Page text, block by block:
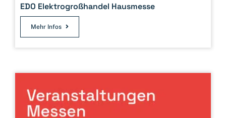
EDO Elektrogroßhandel Hausmesse
Mehr Infos